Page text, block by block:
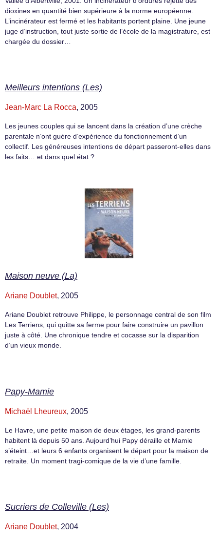
dioxines en quantité bien supérieure à la norme européenne.
L’incinérateur est fermé et les habitants portent plaine. Une jeune
juge d’instruction, tout juste sortie de l’école de la magistrature, est
chargée du dossier…
Meilleurs intentions (Les)
Jean-Marc La Rocca, 2005
Les jeunes couples qui se lancent dans la création d’une crèche
parentale n’ont guère d’expérience du fonctionnement d’un
collectif. Les généreuses intentions de départ passeront-elles dans
les faits… et dans quel état ?
Maison neuve (La)
Ariane Doublet, 2005
Ariane Doublet retrouve Philippe, le personnage central de son film
Les Terriens, qui quitte sa ferme pour faire construire un pavillon
juste à côté. Une chronique tendre et cocasse sur la disparition
d’un vieux monde.
Papy-Mamie
Michaël Lheureux, 2005
Le Havre, une petite maison de deux étages, les grand-parents
habitent là depuis 50 ans. Aujourd’hui Papy déraille et Mamie
s’éteint…et leurs 6 enfants organisent le départ pour la maison de
retraite. Un moment tragi-comique de la vie d’une famille.
Sucriers de Colleville (Les)
Ariane Doublet, 2004